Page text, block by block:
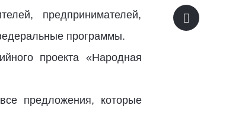
предпринимателей,
программы.
проекта «Народная
предложения, которые